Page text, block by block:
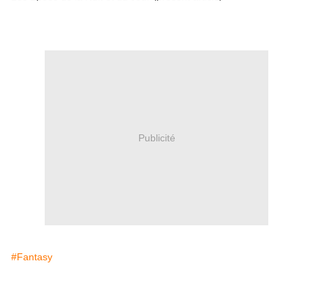
Publicité
#Fantasy